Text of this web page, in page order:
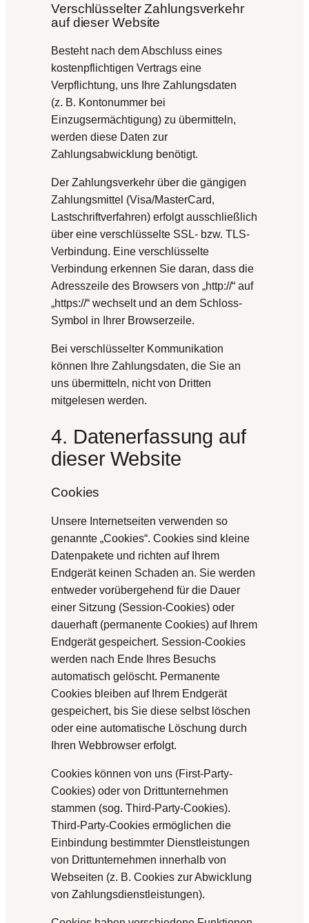
Verschlüsselter Zahlungsverkehr
auf dieser Website
Besteht nach dem Abschluss eines
kostenpflichtigen Vertrags eine
Verpflichtung, uns Ihre Zahlungsdaten
(z. B. Kontonummer bei
Einzugsermächtigung) zu übermitteln,
werden diese Daten zur
Zahlungsabwicklung benötigt.
Der Zahlungsverkehr über die gängigen
Zahlungsmittel (Visa/MasterCard,
Lastschriftverfahren) erfolgt ausschließlich
über eine verschlüsselte SSL- bzw. TLS-
Verbindung. Eine verschlüsselte
Verbindung erkennen Sie daran, dass die
Adresszeile des Browsers von „http://“ auf
„https://“ wechselt und an dem Schloss-
Symbol in Ihrer Browserzeile.
Bei verschlüsselter Kommunikation
können Ihre Zahlungsdaten, die Sie an
uns übermitteln, nicht von Dritten
mitgelesen werden.
4. Datenerfassung auf
dieser Website
Cookies
Unsere Internetseiten verwenden so
genannte „Cookies“. Cookies sind kleine
Datenpakete und richten auf Ihrem
Endgerät keinen Schaden an. Sie werden
entweder vorübergehend für die Dauer
einer Sitzung (Session-Cookies) oder
dauerhaft (permanente Cookies) auf Ihrem
Endgerät gespeichert. Session-Cookies
werden nach Ende Ihres Besuchs
automatisch gelöscht. Permanente
Cookies bleiben auf Ihrem Endgerät
gespeichert, bis Sie diese selbst löschen
oder eine automatische Löschung durch
Ihren Webbrowser erfolgt.
Cookies können von uns (First-Party-
Cookies) oder von Drittunternehmen
stammen (sog. Third-Party-Cookies).
Third-Party-Cookies ermöglichen die
Einbindung bestimmter Dienstleistungen
von Drittunternehmen innerhalb von
Webseiten (z. B. Cookies zur Abwicklung
von Zahlungsdienstleistungen).